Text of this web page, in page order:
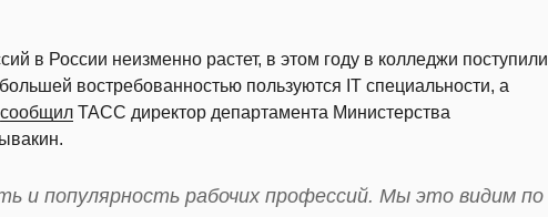
в России неизменно растет, в этом году в колледжи поступили
востребованностью пользуются IT специальности, а
сообщил ТАСС директор департамента Министерства
и популярность рабочих профессий. Мы это видим по